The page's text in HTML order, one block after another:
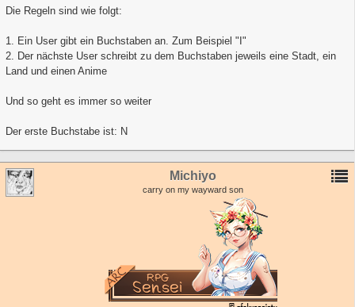
Die Regeln sind wie folgt:
1. Ein User gibt ein Buchstaben an. Zum Beispiel "I"
2. Der nächste User schreibt zu dem Buchstaben jeweils eine Stadt, ein
Land und einen Anime
Und so geht es immer so weiter
Der erste Buchstabe ist: N
Michiyo
carry on my wayward son